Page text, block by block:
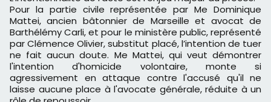
Pour la partie civile représentée par Me Dominique
Mattei, ancien bâtonnier de Marseille et avocat de
Barthélémy Carli, et pour le ministère public, représenté
par Clémence Olivier, substitut placé, l’intention de tuer
ne fait aucun doute. Me Mattei, qui veut démontrer
l'intention d'homicide volontaire, monte si
agressivement en attaque contre l'accusé qu'il ne
laisse aucune place à l'avocate générale, réduite à un